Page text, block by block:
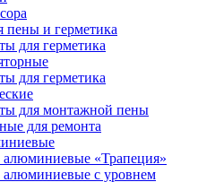
пены и герметика
для герметика
для герметика
для монтажной пены
для ремонта
алюминиевые «Трапеция»
алюминиевые с уровнем